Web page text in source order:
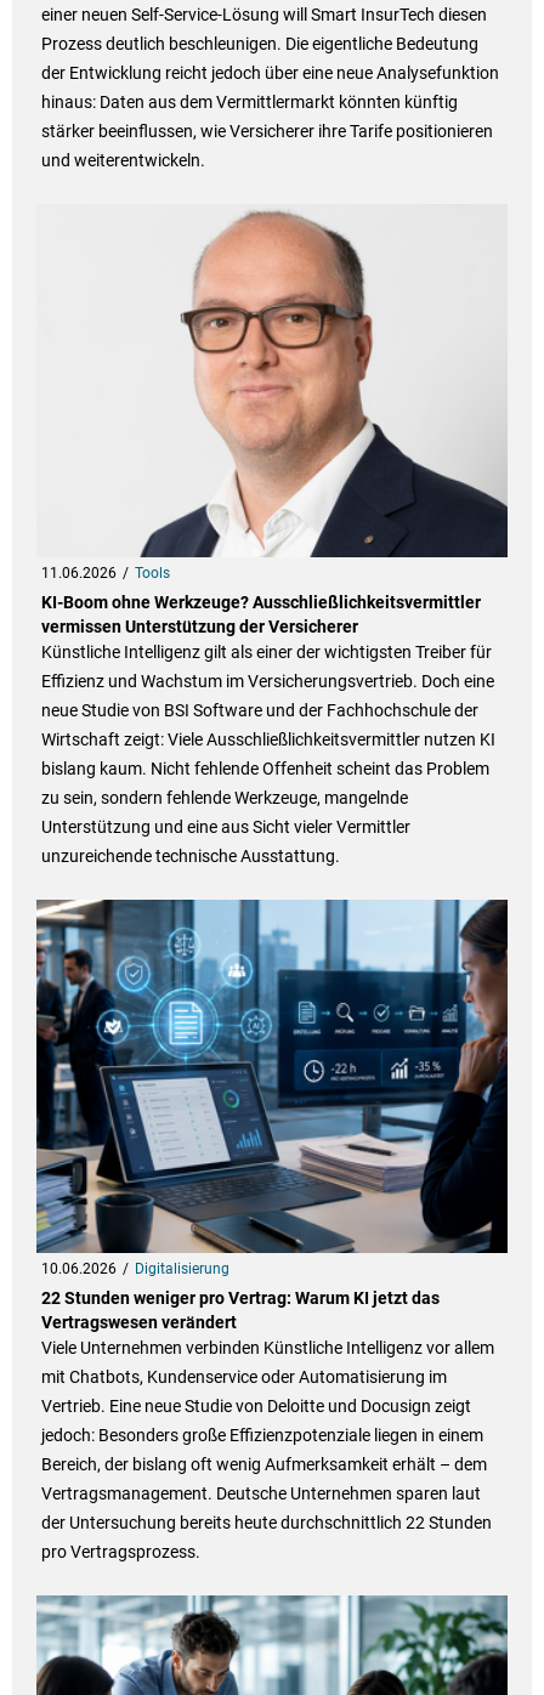
einer neuen Self-Service-Lösung will Smart InsurTech diesen
Prozess deutlich beschleunigen. Die eigentliche Bedeutung
der Entwicklung reicht jedoch über eine neue Analysefunktion
hinaus: Daten aus dem Vermittlermarkt könnten künftig
stärker beeinflussen, wie Versicherer ihre Tarife positionieren
und weiterentwickeln.
11.06.2026 Tools
KI-Boom ohne Werkzeuge? Ausschließlichkeitsvermittler
vermissen Unterstützung der Versicherer
Künstliche Intelligenz gilt als einer der wichtigsten Treiber für
Effizienz und Wachstum im Versicherungsvertrieb. Doch eine
neue Studie von BSI Software und der Fachhochschule der
Wirtschaft zeigt: Viele Ausschließlichkeitsvermittler nutzen KI
bislang kaum. Nicht fehlende Offenheit scheint das Problem
zu sein, sondern fehlende Werkzeuge, mangelnde
Unterstützung und eine aus Sicht vieler Vermittler
unzureichende technische Ausstattung.
10.06.2026 Digitalisierung
22 Stunden weniger pro Vertrag: Warum KI jetzt das
Vertragswesen verändert
Viele Unternehmen verbinden Künstliche Intelligenz vor allem
mit Chatbots, Kundenservice oder Automatisierung im
Vertrieb. Eine neue Studie von Deloitte und Docusign zeigt
jedoch: Besonders große Effizienzpotenziale liegen in einem
Bereich, der bislang oft wenig Aufmerksamkeit erhält – dem
Vertragsmanagement. Deutsche Unternehmen sparen laut
der Untersuchung bereits heute durchschnittlich 22 Stunden
pro Vertragsprozess.